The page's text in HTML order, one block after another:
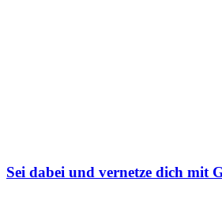
Sei dabei und vernetze dich mit